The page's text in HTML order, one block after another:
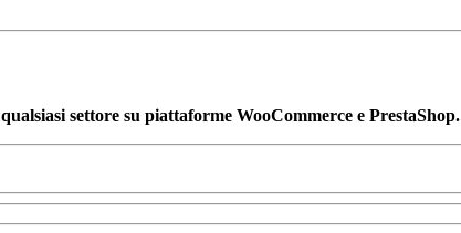
qualsiasi settore su piattaforme WooCommerce e PrestaShop.